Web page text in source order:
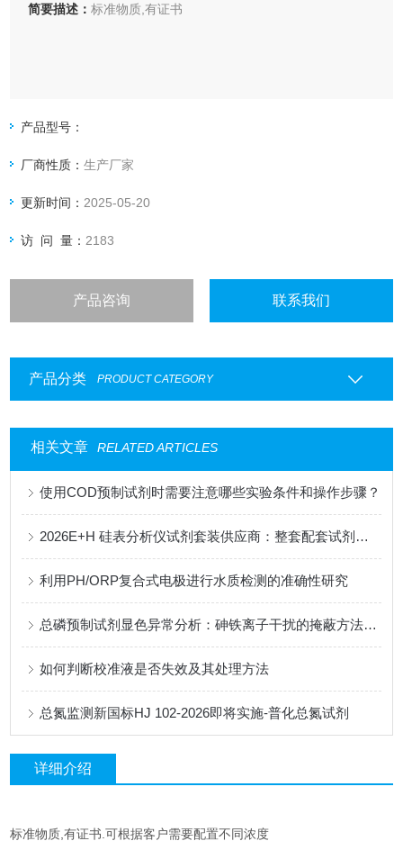
简要描述：标准物质,有证书
产品型号：
厂商性质：生产厂家
更新时间： 2025-05-20
访 问 量： 2183
产品咨询 联系我们
产品分类 PRODUCT CATEGORY
相关文章 RELATED ARTICLES
使用COD预制试剂时需要注意哪些实验条件和操作步骤？
2026E+H 硅表分析仪试剂套装供应商：整套配套试剂，适配电厂在线监测场景
利用PH/ORP复合式电极进行水质检测的准确性研究
总磷预制试剂显色异常分析：砷铁离子干扰的掩蔽方法与质控样验证
如何判断校准液是否失效及其处理方法
总氮监测新国标HJ 102-2026即将实施-普化总氮试剂
详细介绍
标准物质,有证书.可根据客户需要配置不同浓度